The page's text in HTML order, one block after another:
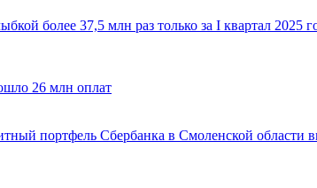
более 37,5 млн раз только за I квартал 2025
26 млн оплат
портфель Сбербанка в Смоленской области